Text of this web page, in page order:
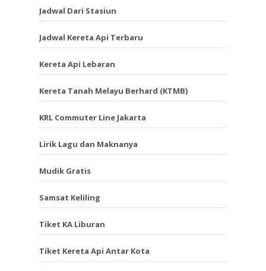
Jadwal Dari Stasiun
Jadwal Kereta Api Terbaru
Kereta Api Lebaran
Kereta Tanah Melayu Berhard (KTMB)
KRL Commuter Line Jakarta
Lirik Lagu dan Maknanya
Mudik Gratis
Samsat Keliling
Tiket KA Liburan
Tiket Kereta Api Antar Kota